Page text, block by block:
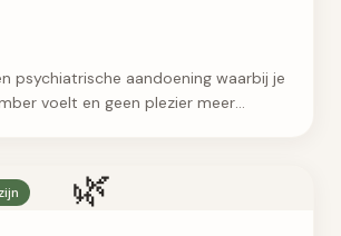
psychiatrische aandoening waarbij je
voelt en geen plezier meer
echt werken.
🌿